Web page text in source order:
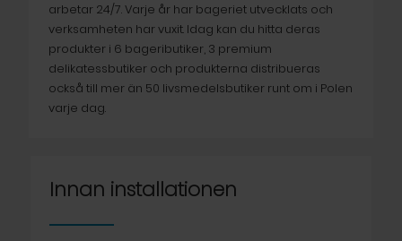
arbetar 24/7. Varje år har bageriet utvecklats och
verksamheten har vuxit. Idag kan du hitta deras
produkter i 6 bageributiker, 3 premium
delikatessbutiker och produkterna distribueras
också till mer än 50 livsmedelsbutiker runt om i Polen
varje dag.
Innan installationen